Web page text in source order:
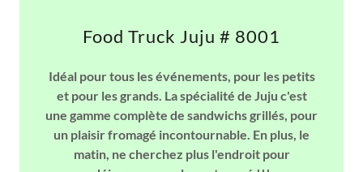
Food Truck Juju # 8001
Idéal pour tous les événements, pour les petits
et pour les grands. La spécialité de Juju c'est
une gamme complète de sandwichs grillés, pour
un plaisir fromagé incontournable. En plus, le
matin, ne cherchez plus l'endroit pour